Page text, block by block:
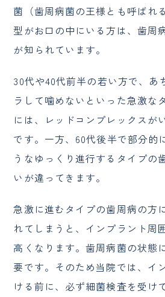
菌（歯周病菌の王様とも呼ばれ
型がお口の中にいる方は、歯周
が知られています。
30代や40代前半の若い方で、あ
ラして噛めないといった急激な
には、レッドコンプレックスが
です。一方、60代後半で部分的
うなゆっくり進行するタイプの
いが違ってきます。
急激に進むタイプの歯周病の方
れてしまうと、インプラント周
高くなります。歯周病菌の状態
要です。そのため当院では、イ
ける前に、必ず細菌検査を受け